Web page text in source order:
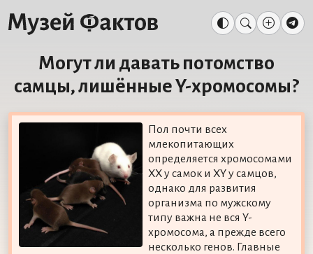
Могут ли давать потомство
самцы, лишённые Y-хромосомы?
Пол почти всех
млекопитающих
определяется хромосомами
XX у самок и XY у самцов,
однако для развития
организма по мужскому
типу важна не вся Y-
хромосома, а прежде всего
несколько генов. Главные